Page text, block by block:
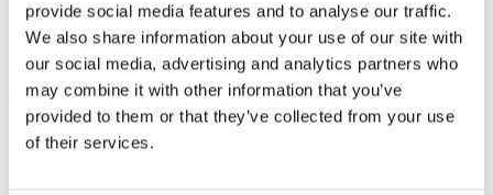
provide social media features and to analyse our traffic.
We also share information about your use of our site with
our social media, advertising and analytics partners who
may combine it with other information that you’ve
provided to them or that they’ve collected from your use
of their services.
Dotaz
Dobrý den,Jaké lepidlo od fy.UZIN nebo Thomsit by jste
doporučily pro lepení vinylové podlahy Thermofix (2,0mm) na
znivelovanou betonovou podlahu.Děkuji Ladislav N.